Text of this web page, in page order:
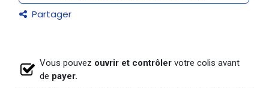
Partager
Vous pouvez ouvrir et contrôler votre colis avant
de payer.